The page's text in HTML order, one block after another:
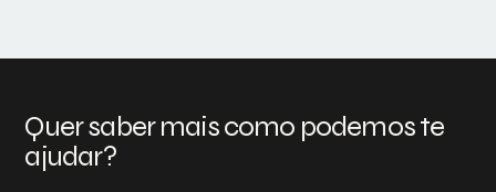
Quer saber mais como podemos te
ajudar?